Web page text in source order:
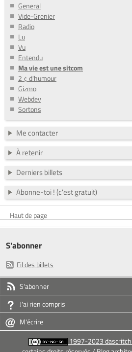
General
Vide-Grenier
Radio
Lu
Vu
Entendu
Ma vie est une sitcom
2 ¢ d'humour
Gizmo
Webdev
Sortons
Me contacter
À retenir
Derniers billets
Abonne-toi ! (c'est gratuit)
Haut de page
S'abonner
Fil des billets
S'abonner
J'ai rien compris
M'écrire
1997-2023